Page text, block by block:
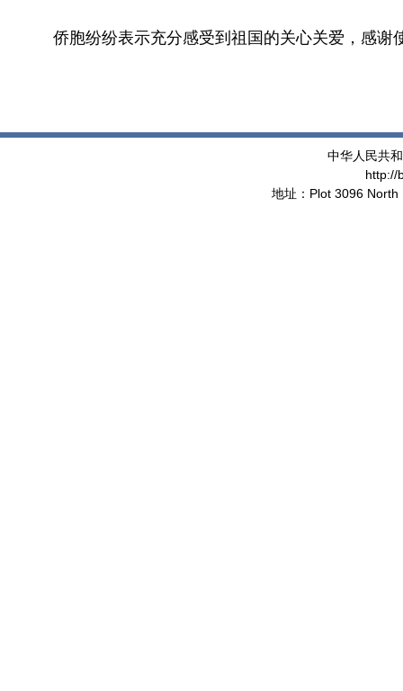
侨胞纷纷表示充分感受到祖国的关心关爱，感谢
中华人民共
http://
地址：Plot 3096